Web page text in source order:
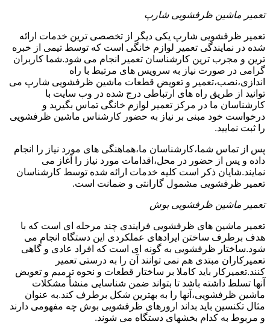
تعمیر ماشین ظرفشویی شارپ
تعمیر ظرفشویی شارپ یکی دیگر از تخصصی ترین خدمات ارائه
شده در نمایندگی تعمیر لوازم خانگی است که توسط تیمی از خبره
ترین و مجرب ترین کارشناسان تعمیر انجام می شود.شما کاربران
گرامی در صورت نیاز به سرویس های مرتبط با راه
اندازی،نصب،تعمیر و تعویض قطعات ماشین ظرفشویی شارپ می
توانید از طریق راه های ارتباطی درج شده در وب سایت با
کارشناسان ما در مرکز تعمیر لوازم خانگی تماس بگیرید و
درخواست خود مبنی بر نیاز به حضور کارشناس ماشین ظرفشویی
را ثبت نمایید.
پس از تماس شما،کارشناسان ما،هماهنگی های مورد نیاز را انجام
داده و پس از حضور در محل،اقدامات مورد نیاز را آغاز می
نمایند.شایان ذکر است کلیه خدمات ارائه شده توسط کارشناسان
تعمیر ظرفشویی مشمول گارانتی و ضمانت است.
تعمیر ماشین ظرفشویی بوش
تعمیر ماشین های ظرفشویی فرایندی چند مرحله ای است که با
هدف برطرف ساختن ایرادهای عملکردی این دستگاه انجام می
شود.ساختار ظرفشویی به گونه ای است که افراد عادی و گاهی
تعمیرکاران مبتدی هم نمی توانند آن را به درستی تعمیر
کنند.تعمیرکار باید کاملا بر ساختار قطعات و نحوه ترمیم و تعویض
آنها تسلط داشته باشد تا بتواند ضمن شناسایی منشأ مشکلات
ماشین ظرفشویی،آنها را به بهترین شکل برطرف کند.به عنوان
مثال تکنسین باید بداند ارورهای ظرفشویی بوش چه مفهومی دارند
و مربوط به کدام بخشهای دستگاه می شوند.